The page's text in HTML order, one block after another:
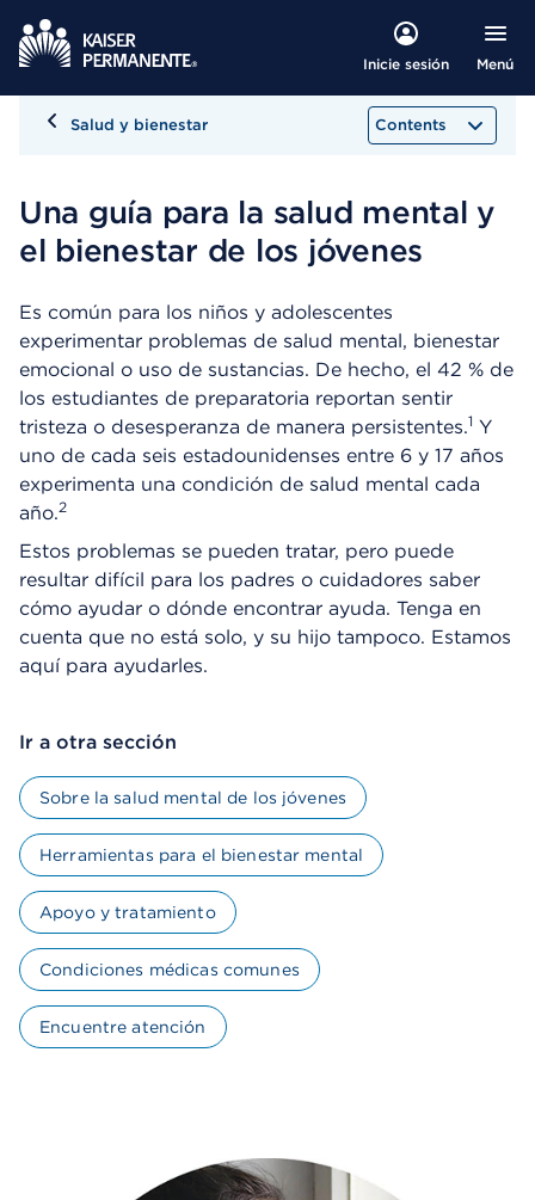
Inicie sesión Menú
Salud y bienestar Contents
Una guía para la salud mental y
el bienestar de los jóvenes
Es común para los niños y adolescentes
experimentar problemas de salud mental, bienestar
emocional o uso de sustancias. De hecho, el 42 % de
los estudiantes de preparatoria reportan sentir
tristeza o desesperanza de manera persistentes.1 Y
uno de cada seis estadounidenses entre 6 y 17 años
experimenta una condición de salud mental cada
año.2
Estos problemas se pueden tratar, pero puede
resultar difícil para los padres o cuidadores saber
cómo ayudar o dónde encontrar ayuda. Tenga en
cuenta que no está solo, y su hijo tampoco. Estamos
aquí para ayudarles.
Ir a otra sección
Sobre la salud mental de los jóvenes
Herramientas para el bienestar mental
Apoyo y tratamiento
Condiciones médicas comunes
Encuentre atención